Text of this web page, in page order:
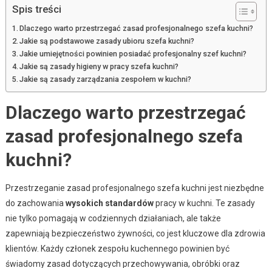
Spis treści
Dlaczego warto przestrzegać zasad profesjonalnego szefa kuchni?
Jakie są podstawowe zasady ubioru szefa kuchni?
Jakie umiejętności powinien posiadać profesjonalny szef kuchni?
Jakie są zasady higieny w pracy szefa kuchni?
Jakie są zasady zarządzania zespołem w kuchni?
Dlaczego warto przestrzegać
zasad profesjonalnego szefa
kuchni?
Przestrzeganie zasad profesjonalnego szefa kuchni jest niezbędne
do zachowania wysokich standardówpracy w kuchni. Te zasady
nie tylko pomagają w codziennych działaniach, ale także
zapewniają bezpieczeństwo żywności, co jest kluczowe dla zdrowia
klientów. Każdy członek zespołu kuchennego powinien być
świadomy zasad dotyczących przechowywania, obróbki oraz